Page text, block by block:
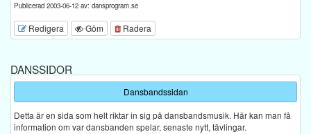
Publicerad 2003-06-12 av: dansprogram.se
Redigera Göm Radera
DANSSIDOR
Dansbandssidan
Detta är en sida som helt riktar in sig på dansbandsmusik. Här kan man få
information om var dansbanden spelar, senaste nytt, tävlingar.